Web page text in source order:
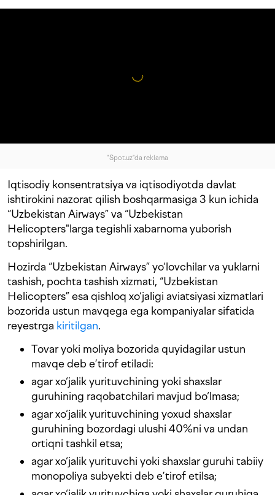
"Spot.uz"da reklama
Iqtisodiy konsentratsiya va iqtisodiyotda davlat
ishtirokini nazorat qilish boshqarmasiga 3 kun ichida
“Uzbekistan Airways” va “Uzbekistan
Helicopters"larga tegishli xabarnoma yuborish
topshirilgan.
Hozirda “Uzbekistan Airways” yo‘lovchilar va yuklarni
tashish, pochta tashish xizmati, “Uzbekistan
Helicopters” esa qishloq xo‘jaligi aviatsiyasi xizmatlari
bozorida ustun mavqega ega kompaniyalar sifatida
reyestrga kiritilgan.
Tovar yoki moliya bozorida quyidagilar ustun
mavqe deb e’tirof etiladi:
agar xo‘jalik yurituvchining yoki shaxslar
guruhining raqobatchilari mavjud bo‘lmasa;
agar xo‘jalik yurituvchining yoxud shaxslar
guruhining bozordagi ulushi 40%ni va undan
ortiqni tashkil etsa;
agar xo‘jalik yurituvchi yoki shaxslar guruhi tabiiy
monopoliya subyekti deb e’tirof etilsa;